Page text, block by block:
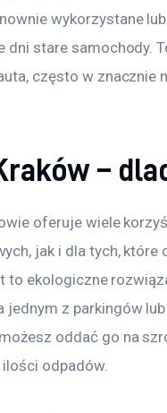
wykorzystane
dni stare samochody.
często w znacznie
–
oferuje wiele
jak i dla tych,
to ekologiczne
jednym z parkingów
oddać go na
odpadów.